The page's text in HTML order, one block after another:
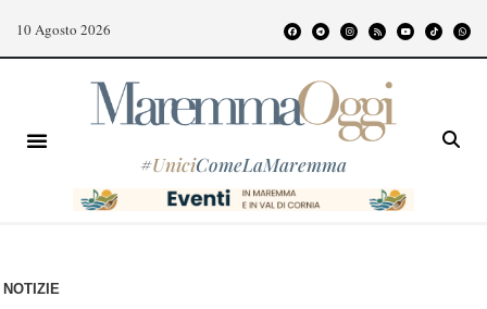
10 Agosto 2026
#UniciComeLaMaremma
NOTIZIE